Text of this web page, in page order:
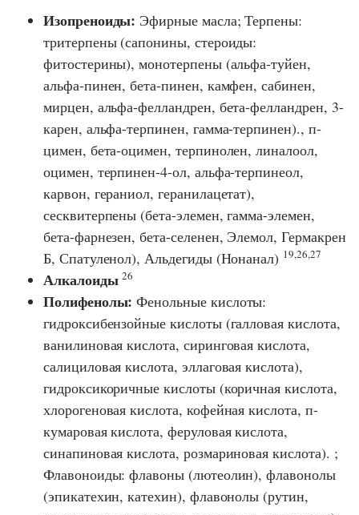
Изопреноиды: Эфирные масла; Терпены:
тритерпены (сапонины, стероиды:
фитостерины), монотерпены (альфа-туйен,
альфа-пинен, бета-пинен, камфен, сабинен,
мирцен, альфа-фелландрен, бета-фелландрен, 3-
карен, альфа-терпинен, гамма-терпинен)., п-
цимен, бета-оцимен, терпинолен, линалоол,
оцимен, терпинен-4-ол, альфа-терпинеол,
карвон, гераниол, геранилацетат),
сесквитерпены (бета-элемен, гамма-элемен,
бета-фарнезен, бета-селенен, Элемол, Гермакрен
Б, Спатуленол), Альдегиды (Нонанал) 19,26,27
Алкалоиды 26
Полифенолы: Фенольные кислоты:
гидроксибензойные кислоты (галловая кислота,
ванилиновая кислота, сиринговая кислота,
салициловая кислота, эллаговая кислота),
гидроксикоричные кислоты (коричная кислота,
хлорогеновая кислота, кофейная кислота, п-
кумаровая кислота, феруловая кислота,
синапиновая кислота, розмариновая кислота). ;
Флавоноиды: флавоны (лютеолин), флавонолы
(эпикатехин, катехин), флавонолы (рутин,